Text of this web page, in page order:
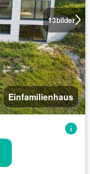
13bilder
Einfamilienhaus